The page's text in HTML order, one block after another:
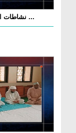
نشاطات الداعية الإسلامي الشيخ عبد الحبيب العطاري ...